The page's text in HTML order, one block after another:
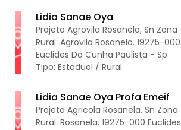
Lidia Sanae Oya
Projeto Agrovila Rosanela, Sn Zona
Rural. Agrovila Rosanela. 19275-000
Euclides Da Cunha Paulista - Sp.
Tipo: Estadual / Rural
Lidia Sanae Oya Profa Emeif
Projeto Agricola Rosanela, Sn Zona
Rural. Rosanela. 19275-000 Euclides